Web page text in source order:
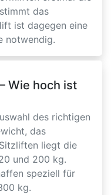
das
ist dagegen eine
notwendig.
Wie hoch ist
des richtigen
das
liegt die
und 200 kg.
speziell für
kg.